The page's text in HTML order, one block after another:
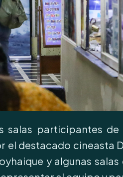
salas participantes de
el destacado cineasta
y algunas salas